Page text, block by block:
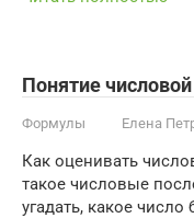
Понятие
Формулы Елена
Как оценивать
такое числовые
угадать, какое